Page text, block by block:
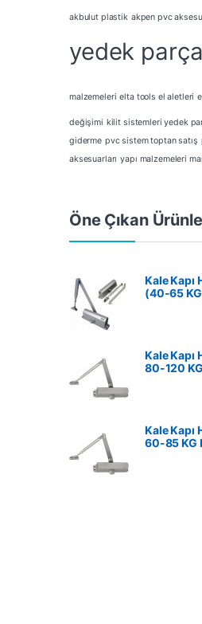
akbulut plastik akpen pvc
yedek parça
malzemeleri elta tools el aletleri
değişimi kilit sistemleri yedek
giderme pvc sistem toptan satış
aksesuarları yapı malzemeleri
Öne Çıkan
Kale Kapı
(40-65
Kale Kapı
80-120
Kale Kapı
60-85 KG